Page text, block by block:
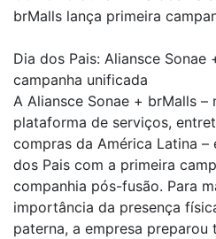
brMalls lança primeira
Dia dos Pais: Aliansce
campanha unificada
A Aliansce Sonae + brMalls –
plataforma de serviços,
compras da América Latina
dos Pais com a primeira
companhia pós-fusão. Para
importância da presença
paterna, a empresa preparou